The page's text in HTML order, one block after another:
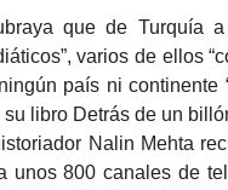
que de Turquía
varios de ellos
país ni continente
su libro Detrás de un
Nalin Mehta
unos 800 canales de